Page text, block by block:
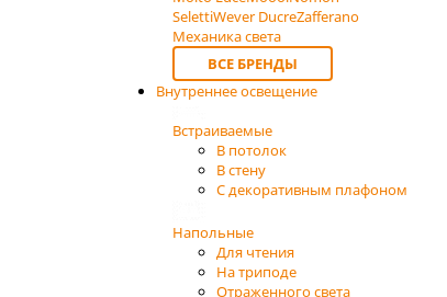
SelettiWever DucreZafferano
Механика света
ВСЕ БРЕНДЫ
Внутреннее освещение
Встраиваемые
В потолок
В стену
С декоративным плафоном
Напольные
Для чтения
На триподе
Отраженного света